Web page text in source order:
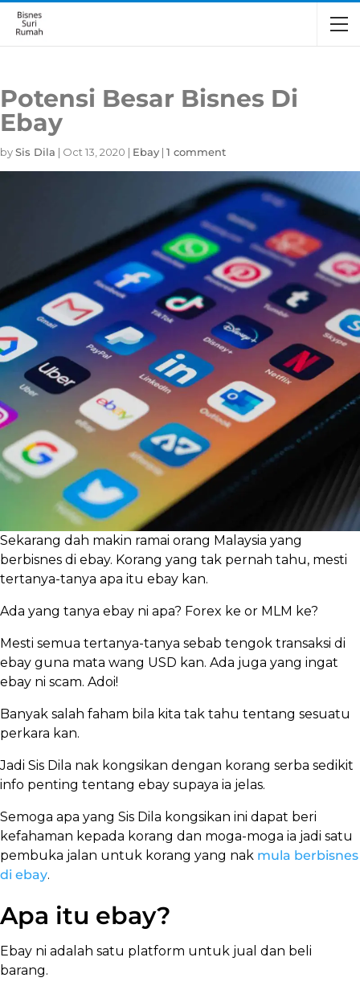
Potensi Besar Bisnes Di
Ebay
bySis Dila | Oct 13, 2020 | Ebay | 1 comment
Sekarang dah makin ramai orang Malaysia yang
berbisnes di ebay. Korang yang tak pernah tahu, mesti
tertanya-tanya apa itu ebay kan.
Ada yang tanya ebay ni apa? Forex ke or MLM ke?
Mesti semua tertanya-tanya sebab tengok transaksi di
ebay guna mata wang USD kan. Ada juga yang ingat
ebay ni scam. Adoi!
Banyak salah faham bila kita tak tahu tentang sesuatu
perkara kan.
Jadi Sis Dila nak kongsikan dengan korang serba sedikit
info penting tentang ebay supaya ia jelas.
Semoga apa yang Sis Dila kongsikan ini dapat beri
kefahaman kepada korang dan moga-moga ia jadi satu
pembuka jalan untuk korang yang nak mula berbisnes
di ebay.
Apa itu ebay?
Ebay ni adalah satu platform untuk jual dan beli
barang.